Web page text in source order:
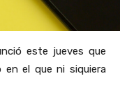
este jueves que
en el que ni siquiera